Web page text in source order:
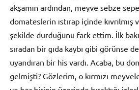
akşamın ardından, meyve sebze
domateslerin ıstırap içinde
şekilde durduğunu fark ettim. İlk
sıradan bir gıda kaybı gibi görünse
uyandıran bir his vardı. Acaba, bu
gelmişti? Gözlerim, o kırmızı